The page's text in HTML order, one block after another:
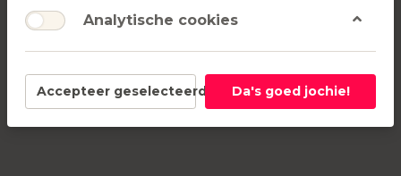
Robin Wood
Analytische cookies
Accepteer geselecteerd Da's goed jochie!